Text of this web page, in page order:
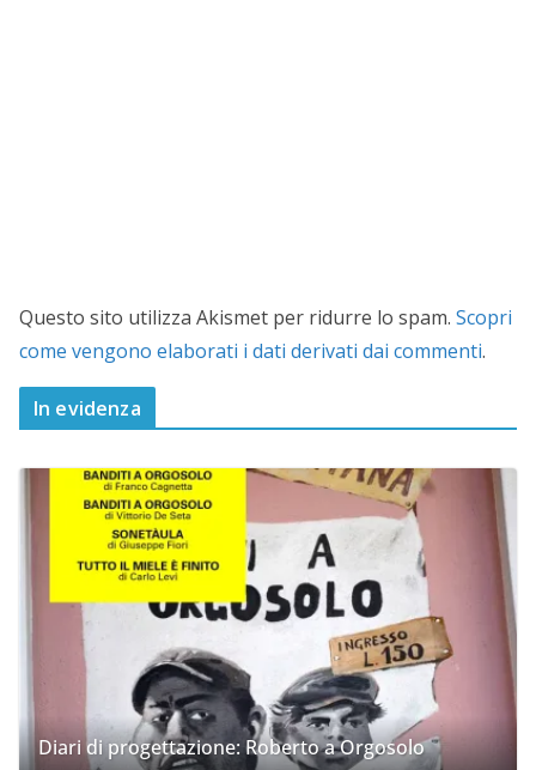
Questo sito utilizza Akismet per ridurre lo spam. Scopri
come vengono elaborati i dati derivati dai commenti.
In evidenza
Diari di progettazione: Roberto a Orgosolo